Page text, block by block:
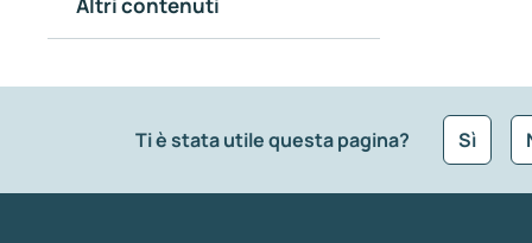
Ti è stata utile questa pagina? Sì